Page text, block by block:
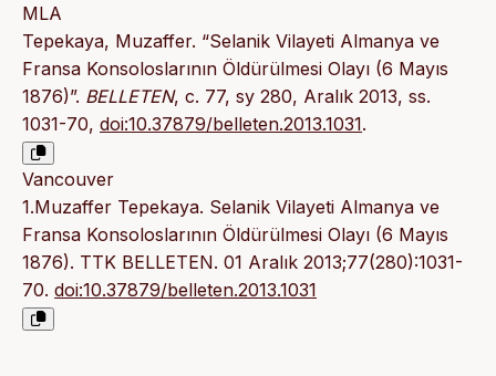
MLA
Tepekaya, Muzaffer. “Selanik Vilayeti Almanya ve
Fransa Kon­soloslarının Öldürülmesi Olayı (6 Mayıs
1876)”. BELLETEN, c. 77, sy 280, Aralık 2013, ss.
1031-70, doi:10.37879/belleten.2013.1031.
Vancouver
1.Muzaffer Tepekaya. Selanik Vilayeti Almanya ve
Fransa Kon­soloslarının Öldürülmesi Olayı (6 Mayıs
1876). TTK BELLETEN. 01 Aralık 2013;77(280):1031-
70. doi:10.37879/belleten.2013.1031